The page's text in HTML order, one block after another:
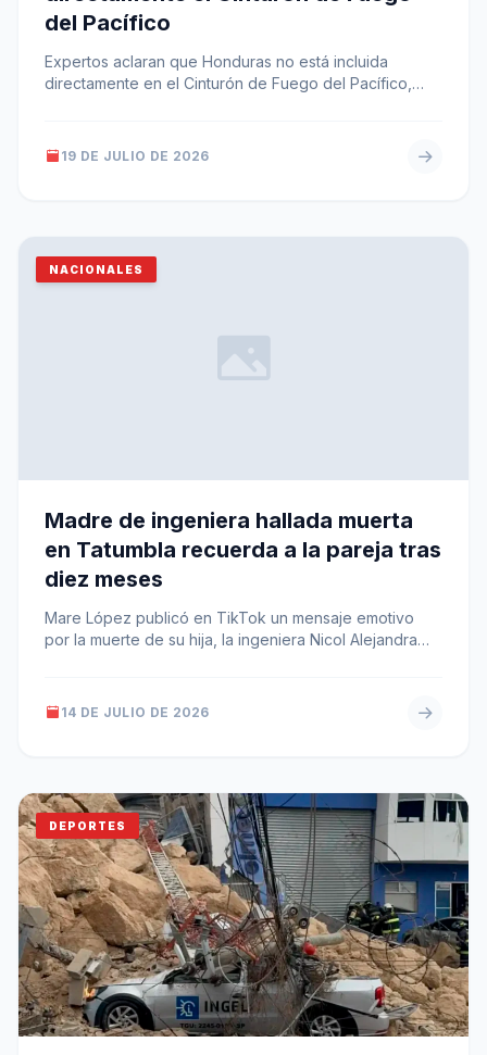
del Pacífico
Expertos aclaran que Honduras no está incluida
directamente en el Cinturón de Fuego del Pacífico,
19 DE JULIO DE 2026
NACIONALES
Madre de ingeniera hallada muerta
en Tatumbla recuerda a la pareja tras
diez meses
Mare López publicó en TikTok un mensaje emotivo
por la muerte de su hija, la ingeniera Nicol Alejandra
14 DE JULIO DE 2026
DEPORTES